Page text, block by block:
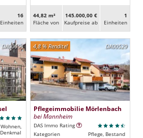
16
Ein­heiten
44,82 m²
Fläche von
145.000,00 €
Kaufpreise ab
1
Ein­heiten
DA00654
Denkmal
DA00529
4,8 % Rendite!
Pflegeimmobilie Mörlenbach
bei Mannheim
DAS Immo Rating
Kategorien
Pflege, Bestand